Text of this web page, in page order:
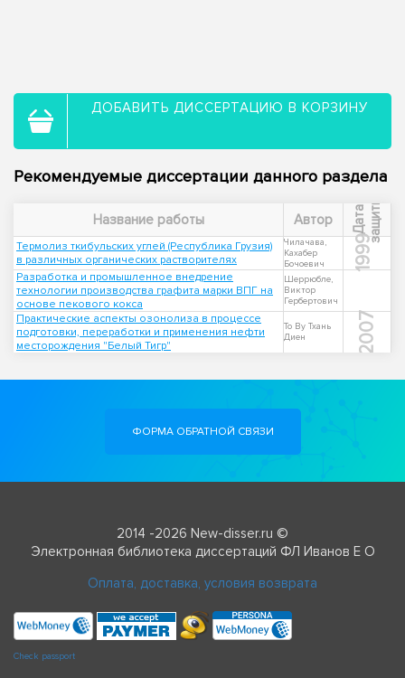
ДОБАВИТЬ ДИССЕРТАЦИЮ В КОРЗИНУ
Рекомендуемые диссертации данного раздела
Название работы Автор Д
а
т
а
з
а
щ
и
т ы
Термолиз ткибульских углей (Республика Грузия)
в различных органических растворителях
Чилачава,
Кахабер
Бочоевич
1999
Разработка и промышленное внедрение
технологии производства графита марки ВПГ на
основе пекового кокса
Шеррюбле,
Виктор
Гербертович
Практические аспекты озонолиза в процессе
подготовки, переработки и применения нефти
месторождения "Белый Тигр"
То Ву Тхань
Диен
2007
ФОРМА ОБРАТНОЙ СВЯЗИ
2014 -2026 New-disser.ru ©
Электронная библиотека диссертаций ФЛ Иванов Е О
Оплата, доставка, условия возврата
Check passport